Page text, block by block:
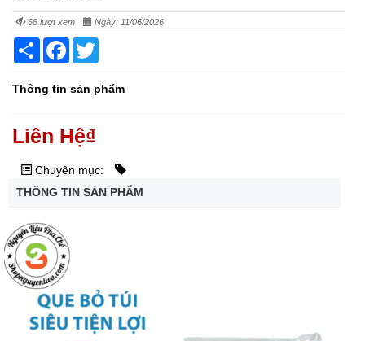
68 lượt xem Ngày: 11/06/2026
Share Facebook
Thông tin sản phẩm
Liên Hệ₫
Chuyên mục:
THÔNG TIN SẢN PHẨM